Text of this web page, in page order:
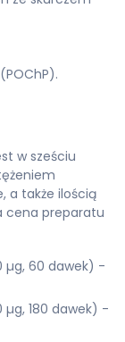
w sześciu
a także ilością
cena preparatu
µg, 60 dawek) -
µg, 180 dawek) -